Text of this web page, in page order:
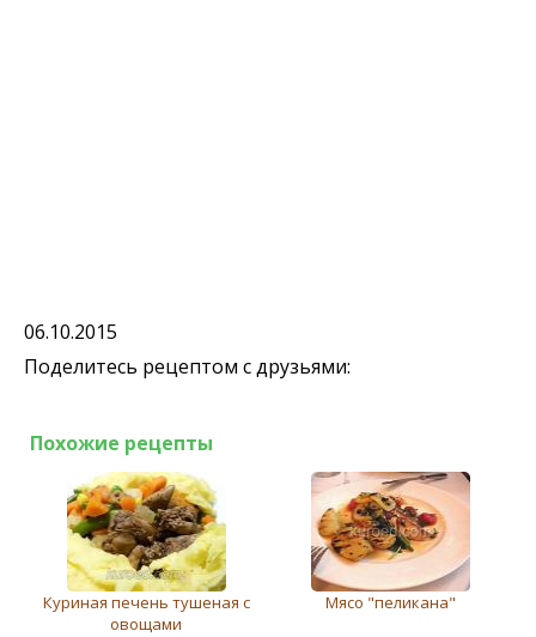
06.10.2015
Поделитесь рецептом с друзьями:
Похожие рецепты
Куриная печень тушеная с
овощами
Мясо "пеликана"